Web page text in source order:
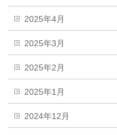
2025年4月
2025年3月
2025年2月
2025年1月
2024年12月